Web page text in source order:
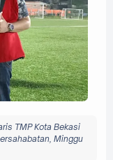
TMP Kota Bekasi
Minggu